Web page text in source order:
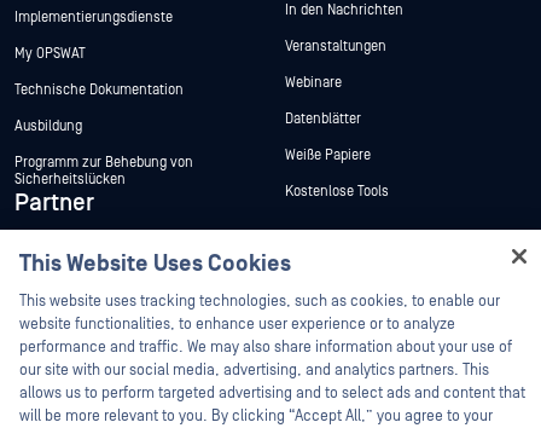
Implementierungsdienste
My OPSWAT
Technische Dokumentation
Ausbildung
Programm zur Behebung von
Sicherheitslücken
Partner
Partner Programm
In den Nachrichten
Veranstaltungen
Webinare
Datenblätter
Weiße Papiere
Kostenlose Tools
©2026 OPSWAT . Alle Rechte vorbehalten. OPSWAT, MetaDefender, Metascan,
MetaAccess, das OPSWAT , Trust no File. Trust No Device., OPSWAT , Protecting the
World's Critical Infrastructure, Deep CDR™ Technology, InQuest, das InQuest-Logo,
This Website Uses Cookies
This website uses tracking technologies, such as cookies, to enable our
website functionalities, to enhance user experience or to analyze
performance and traffic. We may also share information about your use of
our site with our social media, advertising, and analytics partners. This
allows us to perform targeted advertising and to select ads and content that
will be more relevant to you. By clicking “Accept All,” you agree to your
Hey there!
I'm Ozzy, your OPSWAT virtual assistant.
How can I help you secure what's critical
today?